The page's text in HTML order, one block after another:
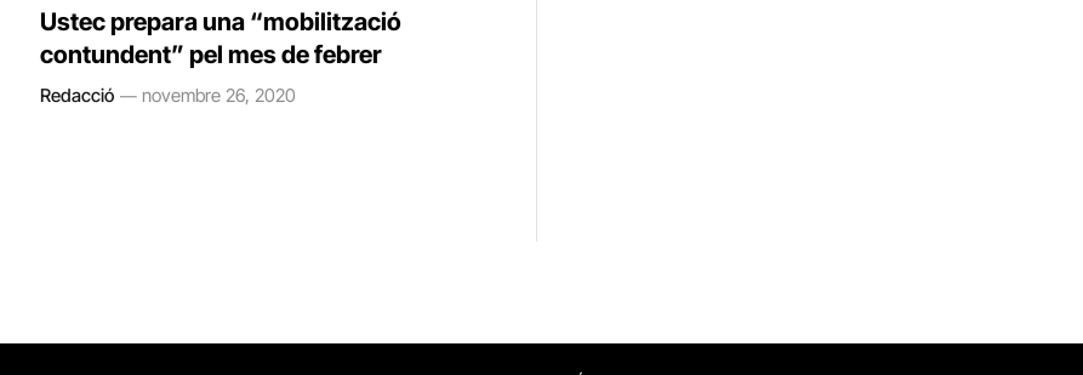
Ustec prepara una “mobilització
contundent” pel mes de febrer
Redacció novembre 26, 2020